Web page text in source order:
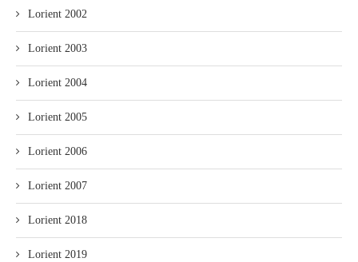
Lorient 2002
Lorient 2003
Lorient 2004
Lorient 2005
Lorient 2006
Lorient 2007
Lorient 2018
Lorient 2019